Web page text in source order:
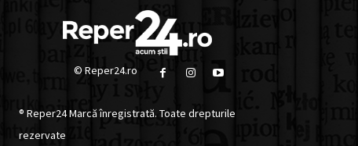
© Reper24.ro
® Reper24 Marcă înregistrată. Toate drepturile
rezervate